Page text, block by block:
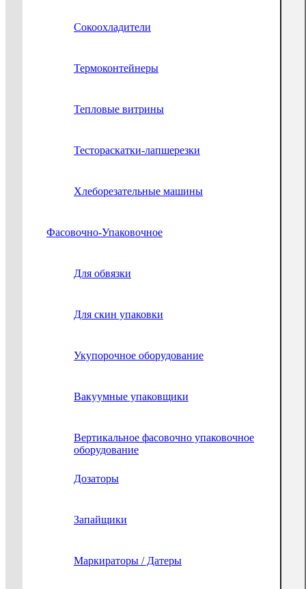
Сокоохладители
Термоконтейнеры
Тепловые витрины
Тестораскатки-лапшерезки
Хлеборезательные машины
Фасовочно-Упаковочное
Для обвязки
Для скин упаковки
Укупорочное оборудование
Вакуумные упаковщики
Вертикальное фасовочно упаковочное
оборудование
Дозаторы
Запайщики
Маркираторы / Датеры